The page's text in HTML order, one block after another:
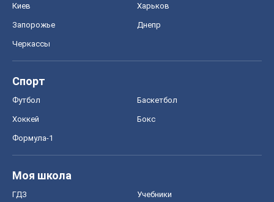
Киев Харьков
Запорожье Днепр
Черкассы
Спорт
Футбол Баскетбол
Хоккей Бокс
Формула-1
Моя школа
ГДЗ Учебники